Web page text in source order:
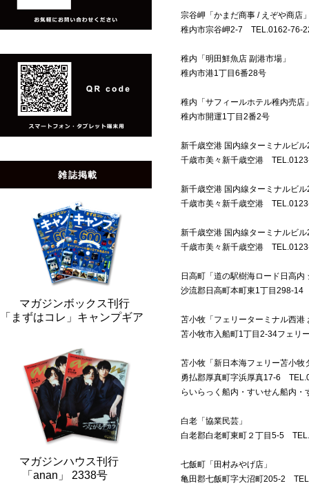
宗谷岬「かまだ商事 / えぞや商店
稚内市宗谷岬2-7 TEL.0162-76-
稚内「明田鮮魚店 副港市場」
稚内市港1丁目6番28号
稚内「サフィールホテル稚内売店
稚内市開運1丁目2番2号
新千歳空港 国内線ターミナルビル
千歳市美々新千歳空港
新千歳空港 国内線ターミナルビ
千歳市美々新千歳空港
新千歳空港 国内線ターミナルビ
千歳市美々新千歳空港
日高町「道の駅樹海ロード日高内
沙流郡日高町本町東1丁目298-
苫小牧「フェリーターミナル西港
苫小牧市入船町1丁目2-34フェリ
苫小牧「新日本海フェリー苫小牧
勇払郡厚真町字浜厚真17-6
らいらっく船内・すいせん船内・
白老「協業民芸」
白老郡白老町東町２丁目5-5
七飯町「田村みやげ店」
亀田郡七飯町字大沼町205-2
雑誌掲載
マガジンボックス刊行
「まずはコレ」キャンプギア
マガジンハウス刊行
「anan」 2338号